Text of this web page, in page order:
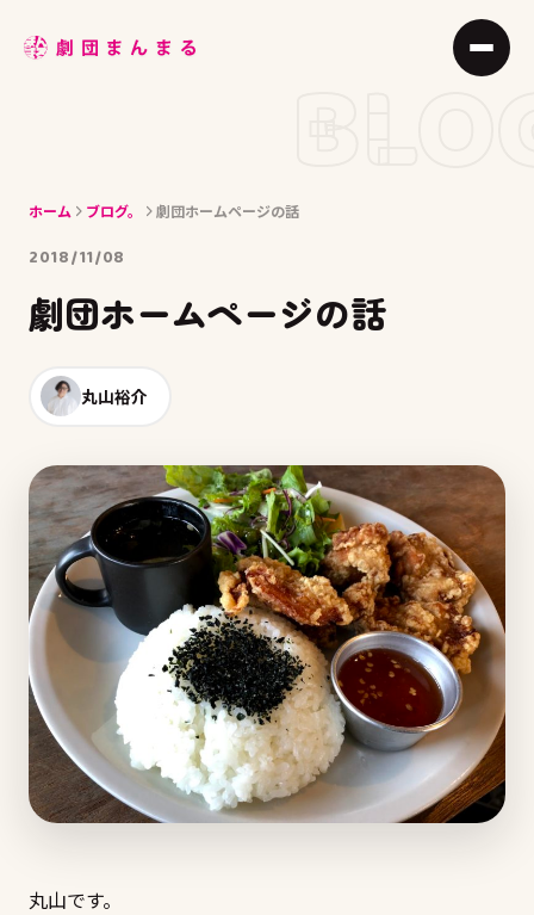
ABOUT
BLOG
ACCESS
ホーム ブログ。 劇団ホームページの話
2018/11/08
劇団ホームページの話
丸山裕介
丸山です。